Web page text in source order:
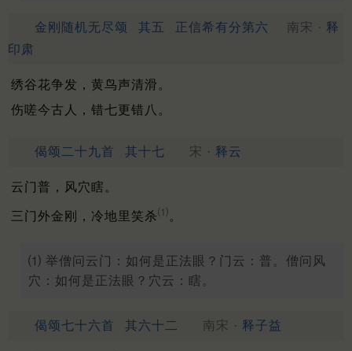
金刚随机无尽颂 其五 正信希有分第六 南宋 · 释
印肃
绣谷花争发，黄鸟声清滑。
伤嗟今古人，错七更错八。
偈颂二十九首 其十七 宋 · 释云
云门普，风穴瞎。
三门外金刚，冷地里笑杀⑴ 。
⑴ 举僧问云门：如何是正法眼？门云：普。僧问风
穴：如何是正法眼？穴云：瞎。
偈颂七十六首 其六十二 南宋 · 释子益